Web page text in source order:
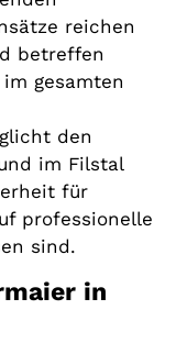
reichen
betreffen
gesamten
den
im Filstal
für
professionelle
sind.
in